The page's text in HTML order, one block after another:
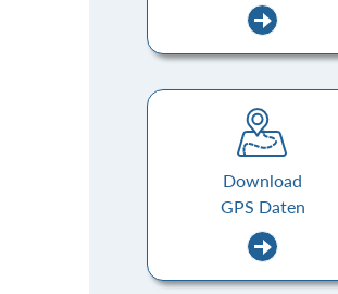
Download
GPS Daten